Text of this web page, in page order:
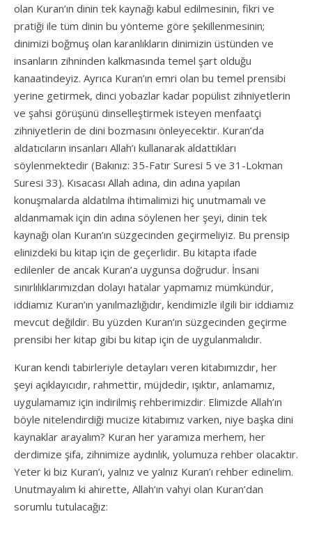
olan Kuran’ın dinin tek kaynağı kabul edilmesinin, fikri ve
pratiği ile tüm dinin bu yönteme göre şekillenmesinin;
dinimizi boğmuş olan karanlıkların dinimizin üstünden ve
insanların zihninden kalkmasında temel şart olduğu
kanaatindeyiz. Ayrıca Kuran’ın emri olan bu temel prensibi
yerine getirmek, dinci yobazlar kadar popülist zihniyetlerin
ve şahsi görüşünü dinselleştirmek isteyen menfaatçi
zihniyetlerin de dini bozmasını önleyecektir. Kuran’da
aldatıcıların insanları Allah’ı kullanarak aldattıkları
söylenmektedir (Bakınız: 35-Fatır Suresi 5 ve 31-Lokman
Suresi 33). Kısacası Allah adına, din adına yapılan
konuşmalarda aldatılma ihtimalimizi hiç unutmamalı ve
aldanmamak için din adına söylenen her şeyi, dinin tek
kaynağı olan Kuran’ın süzgecinden geçirmeliyiz. Bu prensip
elinizdeki bu kitap için de geçerlidir. Bu kitapta ifade
edilenler de ancak Kuran’a uygunsa doğrudur. İnsani
sınırlılıklarımızdan dolayı hatalar yapmamız mümkündür,
iddiamız Kuran’ın yanılmazlığıdır, kendimizle ilgili bir iddiamız
mevcut değildir. Bu yüzden Kuran’ın süzgecinden geçirme
prensibi her kitap gibi bu kitap için de uygulanmalıdır.
Kuran kendi tabirleriyle detayları veren kitabımızdır, her
şeyi açıklayıcıdır, rahmettir, müjdedir, ışıktır, anlamamız,
uygulamamız için indirilmiş rehberimizdir. Elimizde Allah’ın
böyle nitelendirdiği mucize kitabımız varken, niye başka dini
kaynaklar arayalım? Kuran her yaramıza merhem, her
derdimize şifa, zihnimize aydınlık, yolumuza rehber olacaktır.
Yeter ki biz Kuran’ı, yalnız ve yalnız Kuran’ı rehber edinelim.
Unutmayalım ki ahirette, Allah’ın vahyi olan Kuran’dan
sorumlu tutulacağız: